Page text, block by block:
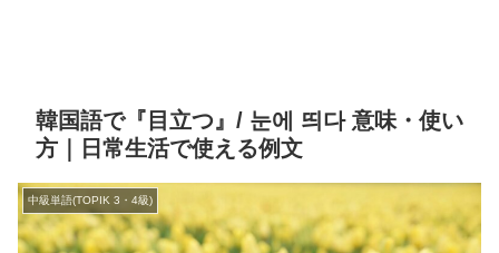
韓国語で『目立つ』/ 눈에 띄다 意味・使い
方｜日常生活で使える例文
中級単語(TOPIK 3・4級)